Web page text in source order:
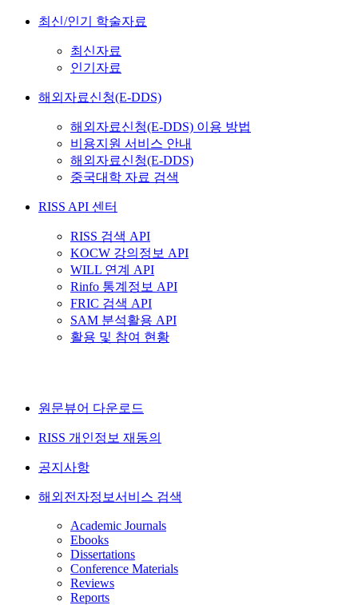
최신/인기 학술자료
최신자료
인기자료
해외자료신청(E-DDS)
해외자료신청(E-DDS) 이용 방법
비용지원 서비스 안내
해외자료신청(E-DDS)
중국대학 자료 검색
RISS API 센터
RISS 검색 API
KOCW 강의정보 API
WILL 연계 API
Rinfo 통계정보 API
FRIC 검색 API
SAM 분석활용 API
활용 및 참여 현황
원문뷰어 다운로드
RISS 개인정보 재동의
공지사항
해외전자정보서비스 검색
Academic Journals
Ebooks
Dissertations
Conference Materials
Reviews
Reports